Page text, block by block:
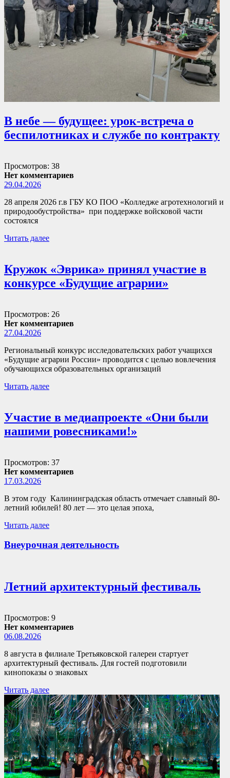
В небе — будущее: урок-встреча о
беспилотниках и службе по контракту
Просмотров: 38
Нет комментариев
29.04.2026
28 апреля 2026 г.в ГБУ КО ПОО «Колледже агротехнологий и
природообустройства» при поддержке войсковой части
состоялся
Читать далее
Кружок «Эврика» принял участие в
конкурсе «Будущие аграрии»
Просмотров: 26
Нет комментариев
27.04.2026
Региональный конкурс исследовательских работ учащихся
«Будущие аграрии России» проводится с целью вовлечения
обучающихся образовательных организаций
Читать далее
Участие в медиапроекте «Они были
нашими ровесниками!»
Просмотров: 37
Нет комментариев
17.03.2026
В этом году Калининградская область отмечает славный 80-
летний юбилей! 80 лет — это целая эпоха,
Читать далее
Внеурочная деятельность
Летний архитектурный фестиваль
Просмотров: 9
Нет комментариев
06.08.2026
8 августа в филиале Третьяковской галереи стартует
архитектурный фестиваль. Для гостей подготовили
кинопоказы о знаковых
Читать далее